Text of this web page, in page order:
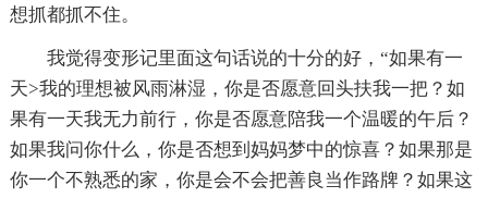
想抓都抓不住。
我觉得变形记里面这句话说的十分的好，“如果有一
天>我的理想被风雨淋湿，你是否愿意回头扶我一把？如
果有一天我无力前行，你是否愿意陪我一个温暖的午后？
如果我问你什么，你是否想到妈妈梦中的惊喜？如果那是
你一个不熟悉的家，你是会不会把善良当作路牌？如果这